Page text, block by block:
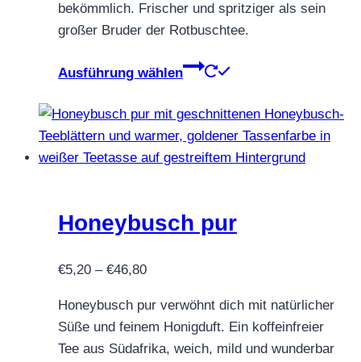
bekömmlich. Frischer und spritziger als sein
großer Bruder der Rotbuschtee.
Ausführung wählen
Dieses
weist
mehrere
Varianten
Optionen
können
Produktseite
gewählt
werden
Honeybusch pur
€5,20 – €46,80Preisspanne:
bis
€46,80
Honeybusch pur verwöhnt dich mit natürlicher
Süße und feinem Honigduft. Ein koffeinfreier
Tee aus Südafrika, weich, mild und wunderbar